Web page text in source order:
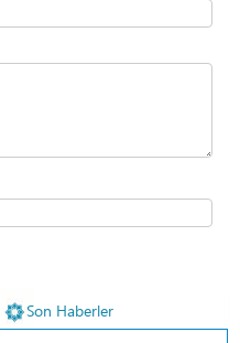
Son Haberler